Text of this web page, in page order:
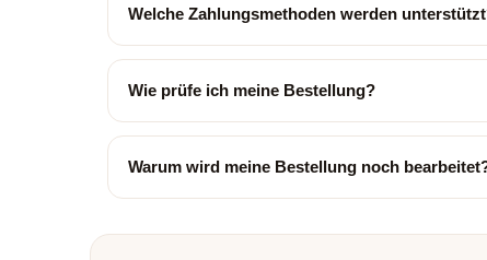
Welche Zahlungsmethoden werden
Wie prüfe ich meine Bestellung?
Warum wird meine Bestellung noch